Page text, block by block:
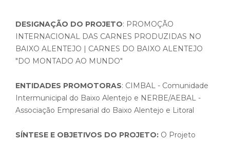
DESIGNAÇÃO DO PROJETO: PROMOÇÃO
INTERNACIONAL DAS CARNES PRODUZIDAS NO
BAIXO ALENTEJO | CARNES DO BAIXO ALENTEJO
"DO MONTADO AO MUNDO"
ENTIDADES PROMOTORAS: CIMBAL - Comunidade
Intermunicipal do Baixo Alentejo e NERBE/AEBAL -
Associação Empresarial do Baixo Alentejo e Litoral
SÍNTESE E OBJETIVOS DO PROJETO: O Projeto